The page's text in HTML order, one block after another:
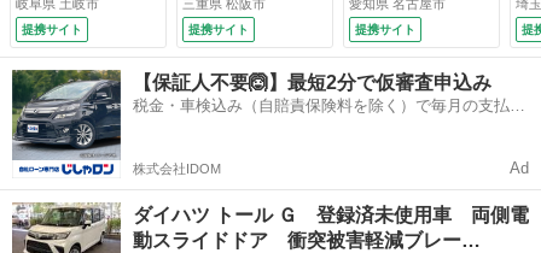
トキー ＬＥＤヘッ
ドライト ディスプ
レイオーディオ パ
ノラミックビュー
電動格納ドアミラ
ー 横滑り防止機能
（検10.7）
岐阜県 土岐市
提携サイト
ラマモニター／車線
逸脱防止支援システ
ム／ヘッドランプ
ＬＥＤ／Ｂｌｕｅｔ
ｏｏｔｈ接続／ＥＴ
／横滑り防止装置
三重県 松阪市
提携サイト
ー スマートキー
アイドリングストッ
プ 電動スライドド
ア パノラミックビ
ュー ＬＥＤヘッド
愛知県 名古屋市
提携サイト
３
セ
ッ
側
ア
ー
埼
提
【保証人不要🙆】最短2分で仮審査申込み
税金・車検込み（自賠責保険料を除く）で毎月の支払額
株式会社IDOM Ad
ダイハツ トール Ｇ 登録済未使用車 両側電
動スライドドア 衝突被害軽減ブレー…